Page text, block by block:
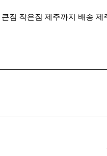
짐 작은짐 제주까지 배송 제